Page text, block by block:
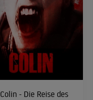
Colin - Die Reise des